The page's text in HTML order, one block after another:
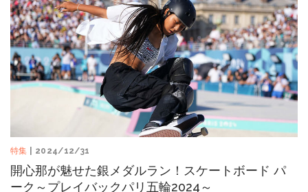
特集 | 2024/12/31
開心那が魅せた銀メダルラン！スケートボード パ
ーク～プレイバックパリ五輪2024～